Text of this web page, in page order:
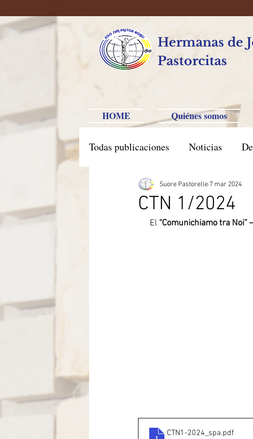
Hermanas de
Pastorcitas
HOME Quiénes somos
Todas publicaciones Noticias
América Hispana Brasil Caxias
Itália-Albania-Mozambico
CTN 1/2024
Suore Pastorelle 7 mar 2024
El “Comunichiamo tra Noi”
CTN1-2024_spa.pdf